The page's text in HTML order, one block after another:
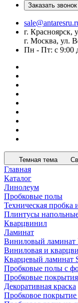
Заказать звонок
г. Красноярск,
г. Москва, ул.
Пн - Пт: с 9:00
Темная тема
Главная
Каталог
Линолеум
Пробковые полы
Техническая пробка
Плинтусы
Кварцвинил
Ламинат
Виниловый ламинат
Виниловая и
Кварцевый ламинат
Пробковые полы с
Пробковые
Декоративная краска
Пробковое покрытие